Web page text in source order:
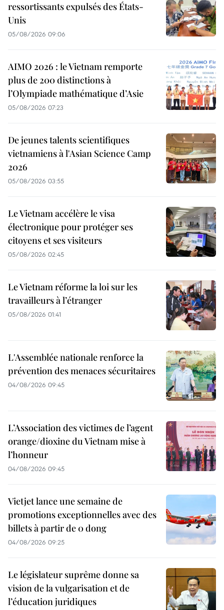
ressortissants expulsés des États-
Unis
05/08/2026 09:06
AIMO 2026 : le Vietnam remporte
plus de 200 distinctions à
l’Olympiade mathématique d’Asie
05/08/2026 07:23
De jeunes talents scientifiques
vietnamiens à l'Asian Science Camp
2026
05/08/2026 03:55
Le Vietnam accélère le visa
électronique pour protéger ses
citoyens et ses visiteurs
05/08/2026 02:45
Le Vietnam réforme la loi sur les
travailleurs à l’étranger
05/08/2026 01:41
L'Assemblée nationale renforce la
prévention des menaces sécuritaires
04/08/2026 09:45
L’Association des victimes de l’agent
orange/dioxine du Vietnam mise à
l’honneur
04/08/2026 09:45
Vietjet lance une semaine de
promotions exceptionnelles avec des
billets à partir de 0 dong
04/08/2026 09:25
Le législateur suprême donne sa
vision de la vulgarisation et de
l’éducation juridiques